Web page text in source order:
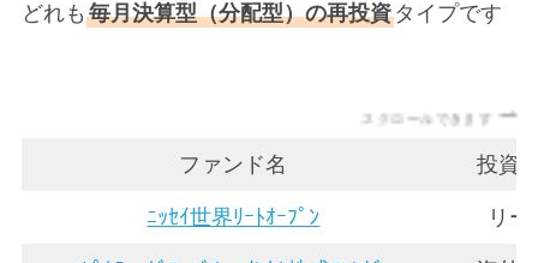
どれも 毎月決算型（分配型）の再投資タイプです
スクロールできます
ファンド名 投資
ﾆｯｾｲ世界ﾘｰﾄｵｰﾌﾟﾝ リー